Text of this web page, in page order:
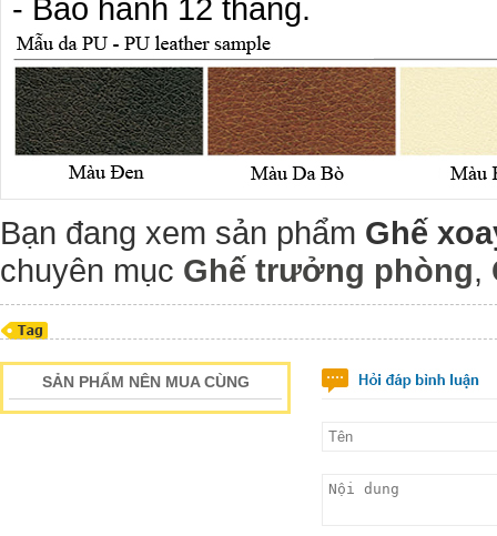
- Bảo hành 12 tháng.
Bạn đang xem sản phẩm Ghế
chuyên mục Ghế trưởng phòng,
SẢN PHẨM NÊN MUA CÙNG